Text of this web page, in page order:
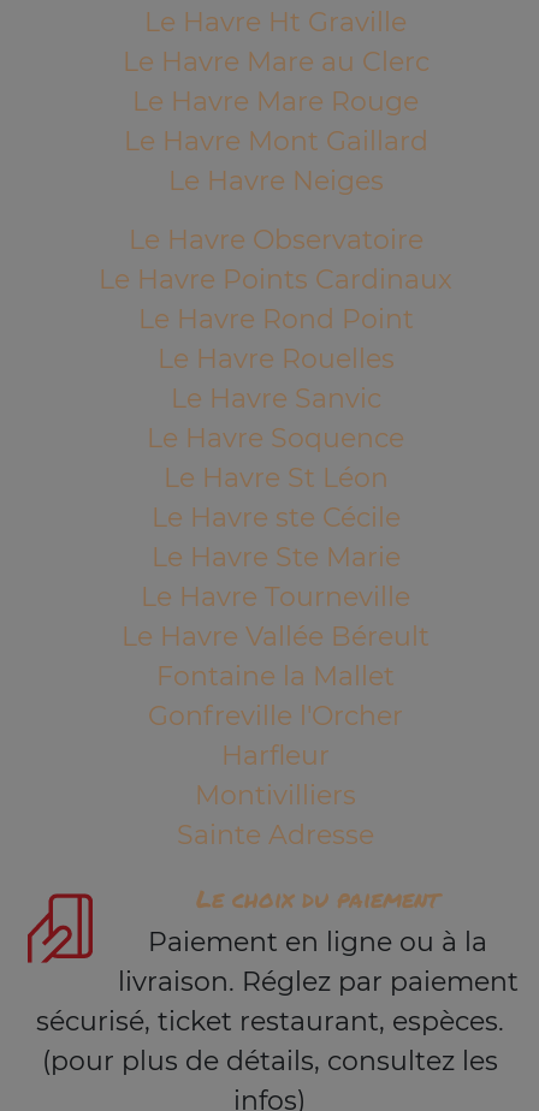
Le Havre Ht Graville
Le Havre Mare au Clerc
Le Havre Mare Rouge
Le Havre Mont Gaillard
Le Havre Neiges
Le Havre Observatoire
Le Havre Points Cardinaux
Le Havre Rond Point
Le Havre Rouelles
Le Havre Sanvic
Le Havre Soquence
Le Havre St Léon
Le Havre ste Cécile
Le Havre Ste Marie
Le Havre Tourneville
Le Havre Vallée Béreult
Fontaine la Mallet
Gonfreville l'Orcher
Harfleur
Montivilliers
Sainte Adresse
Le choix du paiement
Paiement en ligne ou à la
livraison. Réglez par paiement
sécurisé, ticket restaurant, espèces.
(pour plus de détails, consultez les
infos)